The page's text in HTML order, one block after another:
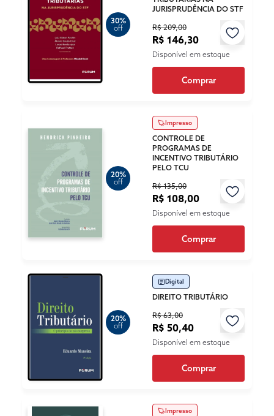
30%
off
JURISPRUDÊNCIA DO STF
R$ 209,00
R$ 146,30
Disponível em estoque
Comprar
20%
off
Impresso
CONTROLE DE
PROGRAMAS DE
INCENTIVO TRIBUTÁRIO
PELO TCU
R$ 135,00
R$ 108,00
Disponível em estoque
Comprar
20%
off
Digital
DIREITO TRIBUTÁRIO
R$ 63,00
R$ 50,40
Disponível em estoque
Comprar
Impresso